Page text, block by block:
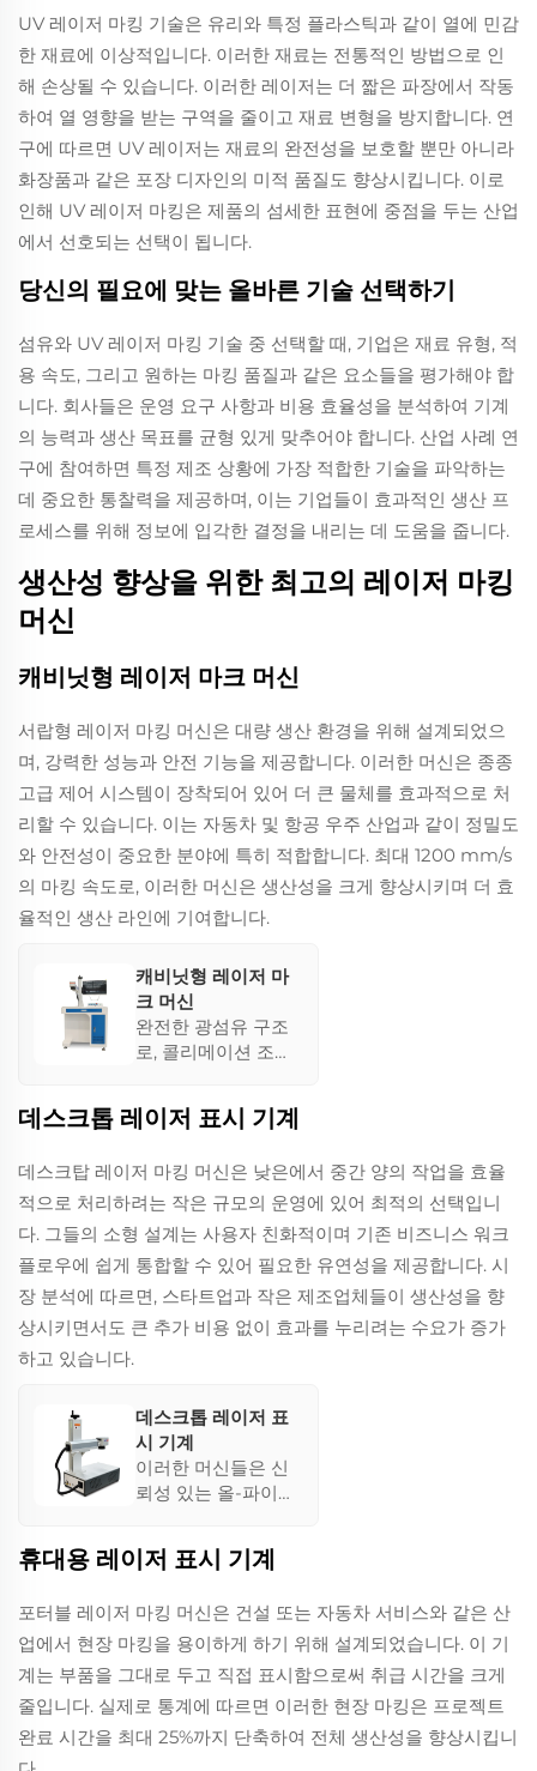
UV 레이저 마킹 기술은 유리와 특정 플라스틱과 같이 열에 민감
한 재료에 이상적입니다. 이러한 재료는 전통적인 방법으로 인
해 손상될 수 있습니다. 이러한 레이저는 더 짧은 파장에서 작동
하여 열 영향을 받는 구역을 줄이고 재료 변형을 방지합니다. 연
구에 따르면 UV 레이저는 재료의 완전성을 보호할 뿐만 아니라
화장품과 같은 포장 디자인의 미적 품질도 향상시킵니다. 이로
인해 UV 레이저 마킹은 제품의 섬세한 표현에 중점을 두는 산업
에서 선호되는 선택이 됩니다.
당신의 필요에 맞는 올바른 기술 선택하기
섬유와 UV 레이저 마킹 기술 중 선택할 때, 기업은 재료 유형, 적
용 속도, 그리고 원하는 마킹 품질과 같은 요소들을 평가해야 합
니다. 회사들은 운영 요구 사항과 비용 효율성을 분석하여 기계
의 능력과 생산 목표를 균형 있게 맞추어야 합니다. 산업 사례 연
구에 참여하면 특정 제조 상황에 가장 적합한 기술을 파악하는
데 중요한 통찰력을 제공하며, 이는 기업들이 효과적인 생산 프
로세스를 위해 정보에 입각한 결정을 내리는 데 도움을 줍니다.
생산성 향상을 위한 최고의 레이저 마킹
머신
캐비닛형 레이저 마크 머신
서랍형 레이저 마킹 머신은 대량 생산 환경을 위해 설계되었으
며, 강력한 성능과 안전 기능을 제공합니다. 이러한 머신은 종종
고급 제어 시스템이 장착되어 있어 더 큰 물체를 효과적으로 처
리할 수 있습니다. 이는 자동차 및 항공 우주 산업과 같이 정밀도
와 안전성이 중요한 분야에 특히 적합합니다. 최대 1200 mm/s
의 마킹 속도로, 이러한 머신은 생산성을 크게 향상시키며 더 효
율적인 생산 라인에 기여합니다.
캐비닛형 레이저 마
크 머신
완전한 광섬유 구조
로, 콜리메이션 조정
을 제공합니다. 이 설
계는 안정적인 출력
보장하여 정확하고
효율적인 마킹을 실
현합니다. 소형 크기
와 공기 냉각 방식으
로 독일의 선진 갈바
노미터 기술을 통합
하여 효율적인 고속
데스크톱 레이저 표시 기계
데스크탑 레이저 마킹 머신은 낮은에서 중간 양의 작업을 효율
적으로 처리하려는 작은 규모의 운영에 있어 최적의 선택입니
다. 그들의 소형 설계는 사용자 친화적이며 기존 비즈니스 워크
플로우에 쉽게 통합할 수 있어 필요한 유연성을 제공합니다. 시
장 분석에 따르면, 스타트업과 작은 제조업체들이 생산성을 향
상시키면서도 큰 추가 비용 없이 효과를 누리려는 수요가 증가
하고 있습니다.
데스크톱 레이저 표
시 기계
이러한 머신들은 신
뢰성 있는 올-파이버
법을 결합하여 소모
품이 없고 에너지 소
은 정밀하고 선명한
마킹을 제공하며 연
속적인 산업 작업에
대응할 수 있는 더 넓
은 범위를 가지고 있
으며, 소형 설계와 공
휴대용 레이저 표시 기계
포터블 레이저 마킹 머신은 건설 또는 자동차 서비스와 같은 산
업에서 현장 마킹을 용이하게 하기 위해 설계되었습니다. 이 기
계는 부품을 그대로 두고 직접 표시함으로써 취급 시간을 크게
줄입니다. 실제로 통계에 따르면 이러한 현장 마킹은 프로젝트
완료 시간을 최대 25%까지 단축하여 전체 생산성을 향상시킵니